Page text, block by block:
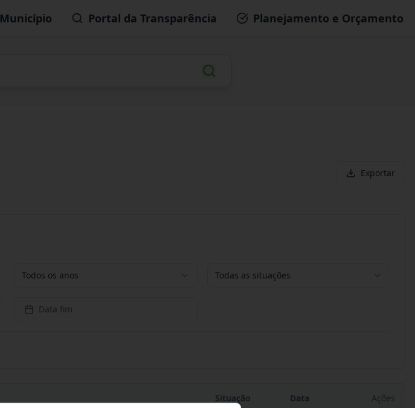
Município Portal da Transparência Planejamento e Orçamento
Exportar
Todos os anos Todas as situações
Data fim
Situação Data Ações